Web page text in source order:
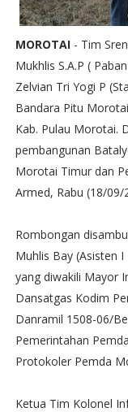
MOROTAI - Tim
Mukhlis S.A.P (
Zelvian Tri Yogi P
Bandara Pitu
Kab. Pulau Morotai.
pembangunan
Morotai Timur dan
Armed, Rabu (18/09/
Rombongan
Muhlis Bay (Asisten
yang diwakili Mayor
Dansatgas Kodim
Danramil 1508-06/
Pemerintahan
Protokoler Pemda
Ketua Tim Kolonel